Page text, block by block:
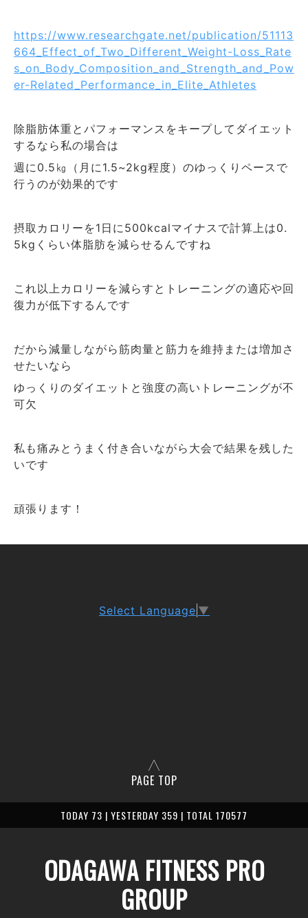
https://www.researchgate.net/publication/51113
664_Effect_of_Two_Different_Weight-Loss_Rate
s_on_Body_Composition_and_Strength_and_Pow
er-Related_Performance_in_Elite_Athletes
除脂肪体重とパフォーマンスをキープしてダイエット
するなら私の場合は
週に0.5 ㎏（月に1.5~2kg程度）のゆっくりペースで
行うのが効果的です
摂取カロリーを1 日に500kcalマイナスで計算上は0.
5kg くらい体脂肪を減らせるんですね
これ以上カロリーを減らすとトレーニングの適応や回
復力が低下するんです
だから減量しながら筋肉量と筋力を維持または増加さ
せたいなら
ゆっくりのダイエットと強度の高いトレーニングが不
可欠
私も痛みとうまく付き合いながら大会で結果を残した
いです
頑張ります！
Select Language ▼
PAGE TOP
TODAY 73 | YESTERDAY 359 | TOTAL 170577
ODAGAWA FITNESS PRO
GROUP